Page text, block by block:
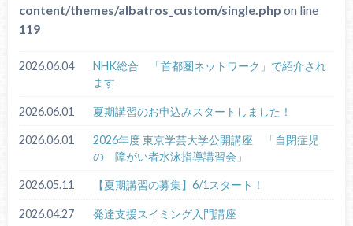
content/themes/albatros_custom/single.php on line
119
2026.06.04
NHK総合 「首都圏ネットワーク」で紹介され
ます
2026.06.01 夏期講習のお申込みスタートしました！
2026.06.01
2026年度 東京学芸大学公開講座 「自閉症児
の 障がい者水泳指導講習会」
2026.05.11 【夏期講習の募集】6/1スタート！
2026.04.27 発達支援スイミング入門講座